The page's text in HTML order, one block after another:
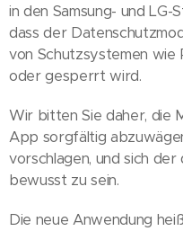
in den Samsung- und
dass der
von Schutzsystemen wie
oder gesperrt wird.
Wir bitten Sie daher, die
App sorgfältig
vorschlagen, und sich
bewusst zu sein.
Die neue Anwendung